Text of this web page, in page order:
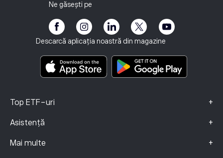
Ne găsești pe
Descarcă aplicația noastră din magazine
Top ETF-uri +
Asistență +
Mai multe +
eToro Academie
Reglementare
Informare privind riscurile
Termene și condiții
Documente cu informații cheie
Date Despre Reclamații (clienți FCA)
Programul de Afiliere
Asigurari de Investiții